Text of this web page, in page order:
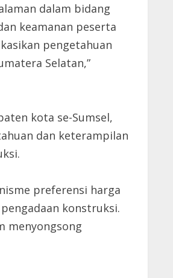
dalam bidang
keamanan peserta
pengetahuan
Selatan,”
kota se-Sumsel,
dan keterampilan
preferensi harga
konstruksi.
menyongsong